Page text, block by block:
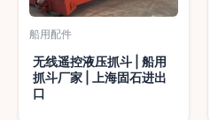
船用配件
无线遥控液压抓斗 | 船用
抓斗厂家 | 上海固石进出
口